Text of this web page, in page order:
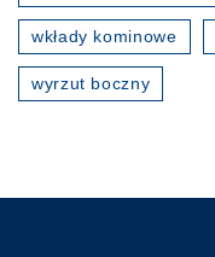
wkłady kominowe
wyrzut boczny